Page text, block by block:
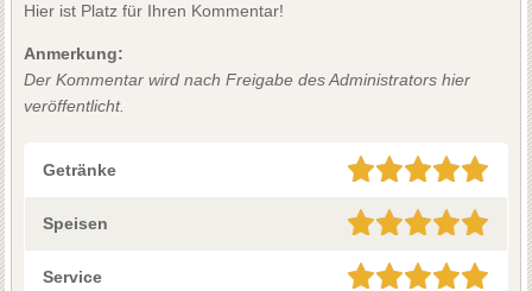
Hier ist Platz für Ihren Kommentar!
Anmerkung:
Der Kommentar wird nach Freigabe des Administrators hier
veröffentlicht.
Getränke
Speisen
Service